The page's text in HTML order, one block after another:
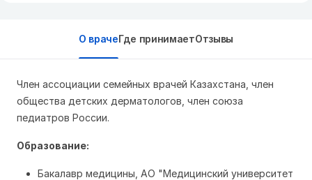
О врачеГде принимаетОтзывы
Член ассоциации семейных врачей Казахстана, член
общества детских дерматологов, член союза
педиатров России.
Образование:
Бакалавр медицины, АО "Медицинский университет